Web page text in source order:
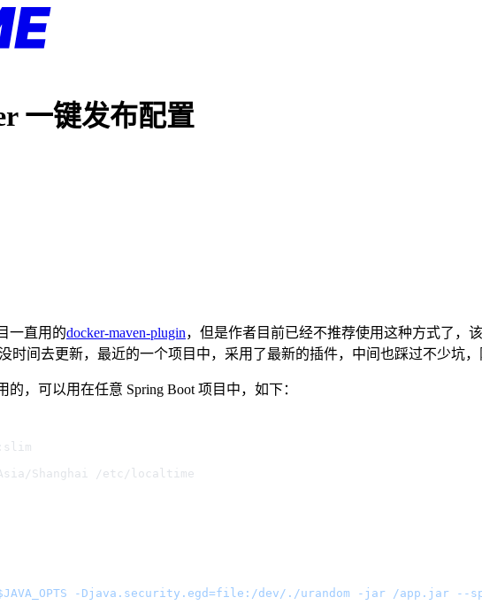
一键发布配置
一直用的docker-maven-plugin，但是作者目前已经不推荐使用这种方式了，
时间去更新，最近的一个项目中，采用了最新的插件，中间也踩过不少坑，
，可以用在任意 Spring Boot 项目中，如下：
-Djava.security.egd=file:/dev/./urandom -jar /app.jar --